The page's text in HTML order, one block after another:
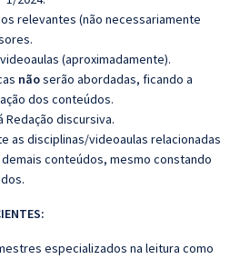
relevantes (não necessariamente
(aproximadamente).
nãoserão abordadas, ficando a
dos conteúdos.
Redação discursiva.
as disciplinas/videoaulas relacionadas
conteúdos, mesmo constando
especializados na leitura como